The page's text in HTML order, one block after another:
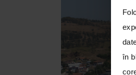
în